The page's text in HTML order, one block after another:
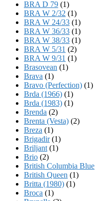
BRA D 79 (1)
BRA W 2/32 (1)
BRA W 24/33 (1)
BRA W 36/33 (1)
BRA W 38/33 (1)
BRA W 5/31 (2)
BRA W 9/31 (1)
Brasovean (1)
Brava (1)
Bravo (Perfection) (1)
Brda (1966) (1)
Brda (1983) (1)
Brenda (2)
Brenta (Vesta) (2)
Breza (1)
Brigadir(1)
Briljant (1)
Brio (2)
British Columbia Blue
British Queen (1)
Britta (1980) (1)
Broca (1)